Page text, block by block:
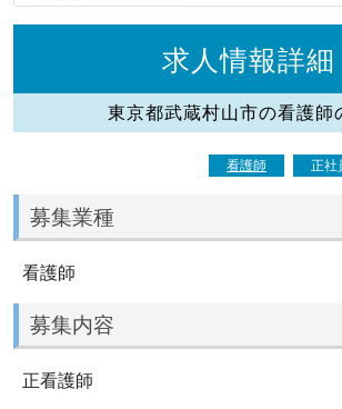
求人情報詳細
東京都武蔵村山市の看護師
看護師 正社
募集業種
看護師
募集内容
正看護師